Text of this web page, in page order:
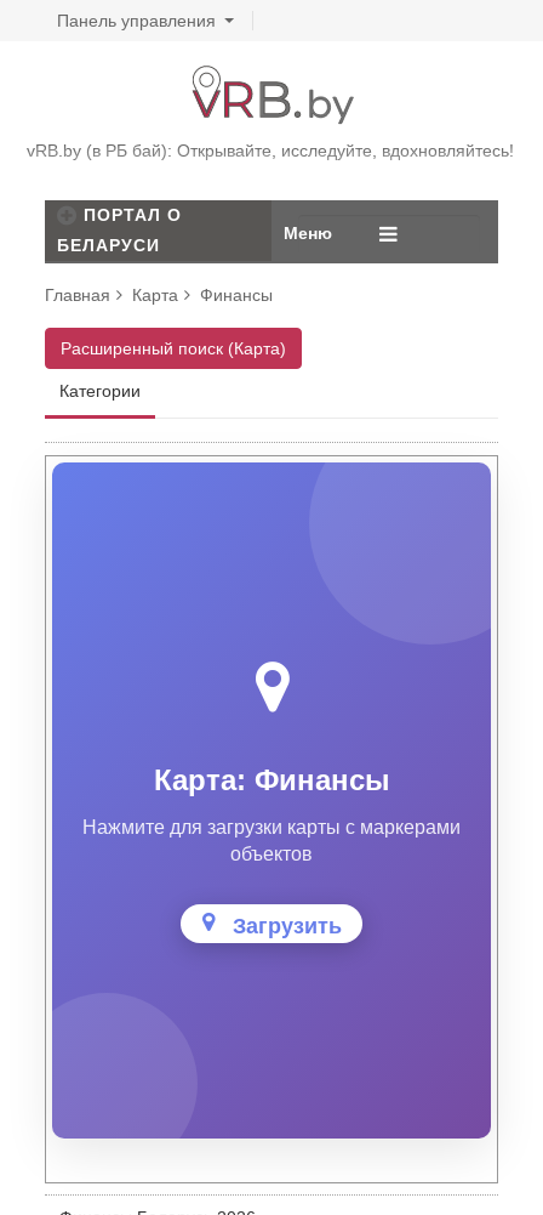
Панель управления
vRB.by (в РБ бай): Открывайте, исследуйте, вдохновляйтесь!
ПОРТАЛ О
БЕЛАРУСИ
Меню
Главная Карта Финансы
Расширенный поиск (Карта)
Категории
Карта: Финансы
Нажмите для загрузки карты с маркерами
объектов
Загрузить